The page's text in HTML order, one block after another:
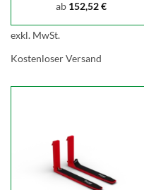
ab 152,52€
exkl. MwSt.
Kostenloser Versand